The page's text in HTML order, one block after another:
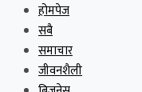
होमपेज
सबै
समाचार
जीवनशैली